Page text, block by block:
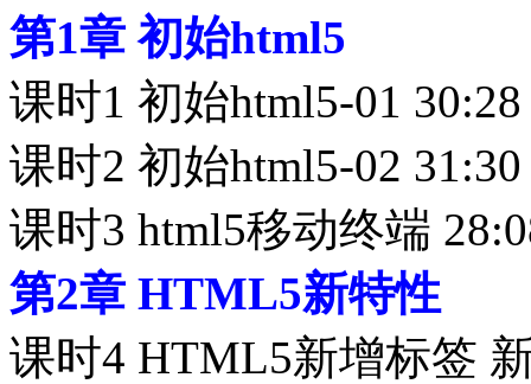
第1章 初始html5
课时1 初始html5-01 30:28
课时2 初始html5-02 31:30
课时3 html5移动终端
第2章 HTML5新特性
课时4 HTML5新增标签